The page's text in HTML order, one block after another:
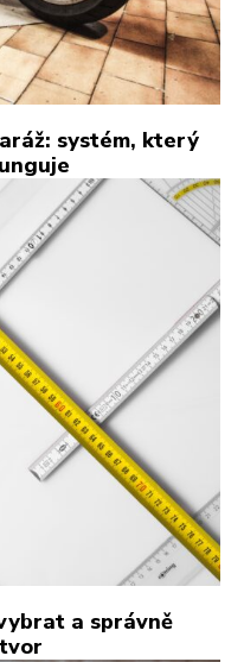
systém, který
a správně